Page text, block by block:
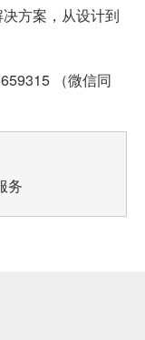
方案，从设计到
（微信同
务